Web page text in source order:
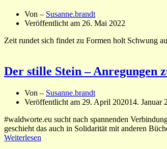
Von – Susanne.brandt
Veröffentlicht am 26. Mai 2022
Zeit rundet sich findet zu Formen holt Schwung
Der stille Stein – Anregungen
Von – Susanne.brandt
Veröffentlicht am 29. April 202014. Januar
#waldworte.eu sucht nach spannenden
geschieht das auch in Solidarität mit anderen
Weiterlesen